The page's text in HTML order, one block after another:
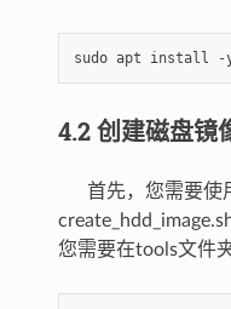
sudo apt install -
4.2 创建磁盘镜
首先，您需要使
您需要在tools文件